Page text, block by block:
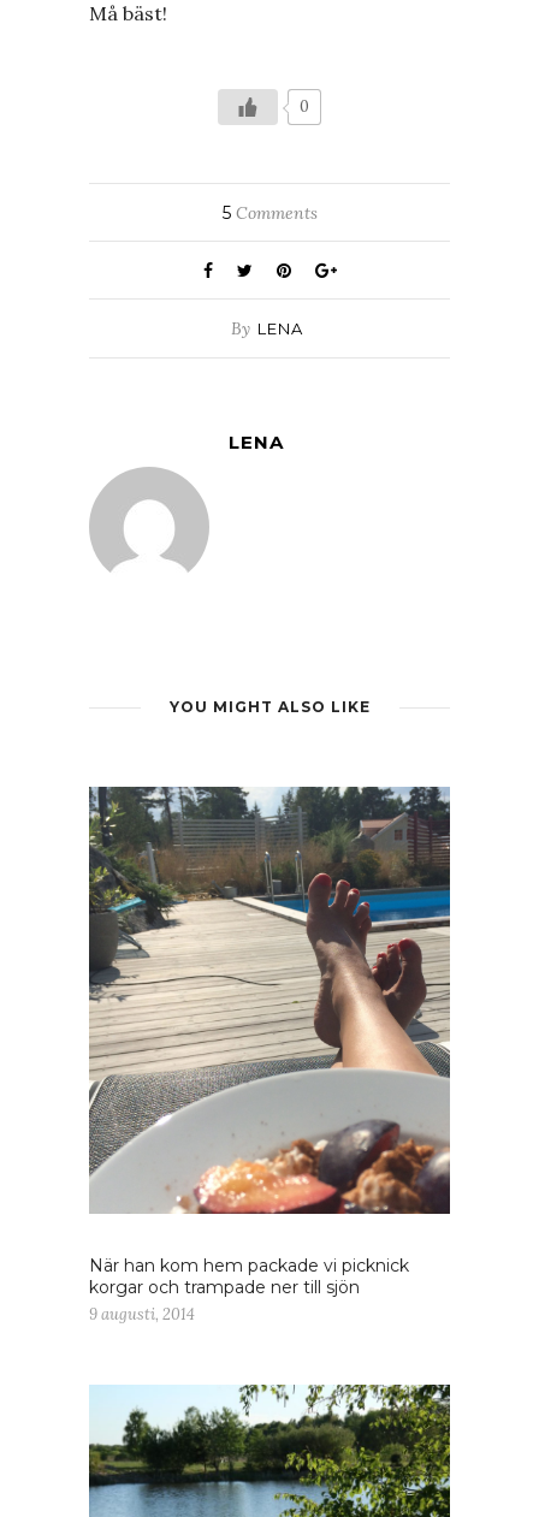
Må bäst!
0
5Comments
By LENA
LENA
YOU MIGHT ALSO LIKE
När han kom hem packade vi picknick
korgar och trampade ner till sjön
9 augusti, 2014